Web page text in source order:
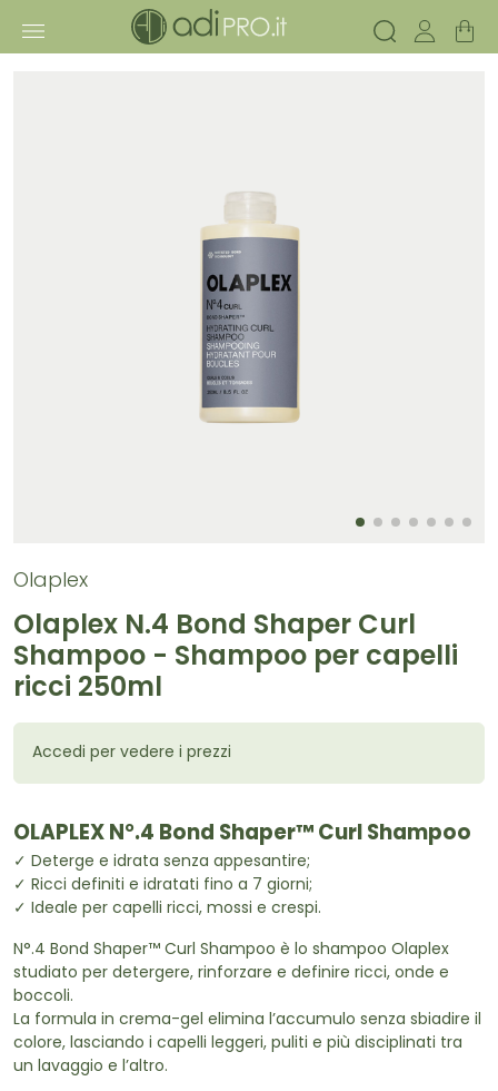
Olaplex
Olaplex N.4 Bond Shaper Curl
Shampoo - Shampoo per capelli
ricci 250ml
Accedi per vedere i prezzi
OLAPLEX N°.4 Bond Shaper™ Curl Shampoo
✓ Deterge e idrata senza appesantire;
✓ Ricci definiti e idratati fino a 7 giorni;
✓ Ideale per capelli ricci, mossi e crespi.
N°.4 Bond Shaper™ Curl Shampoo è lo shampoo Olaplex
studiato per detergere, rinforzare e definire ricci, onde e
boccoli.
La formula in crema-gel elimina l’accumulo senza sbiadire il
colore, lasciando i capelli leggeri, puliti e più disciplinati tra
un lavaggio e l’altro.